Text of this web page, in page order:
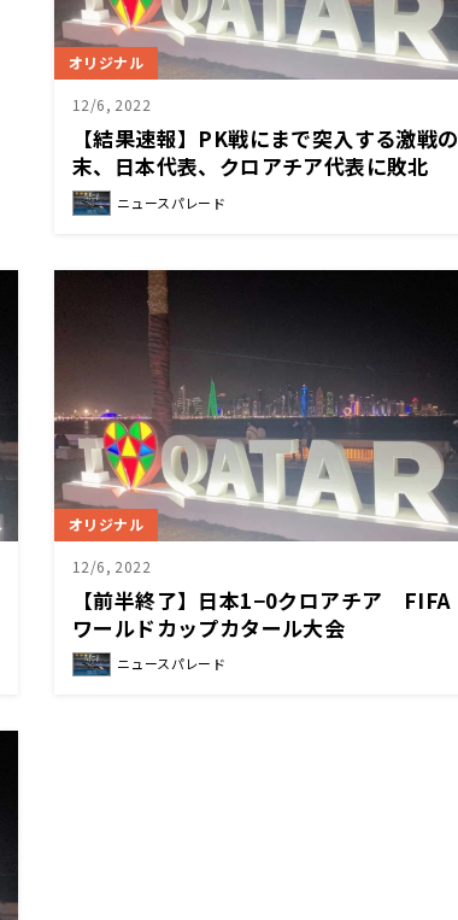
オリジナル
12/6, 2022
【結果速報】PK戦にまで突入する激戦の
末、日本代表、クロアチア代表に敗北
ニュースパレード
オリジナル
12/6, 2022
【前半終了】日本1−0クロアチア FIFA
ワールドカップカタール大会
ニュースパレード